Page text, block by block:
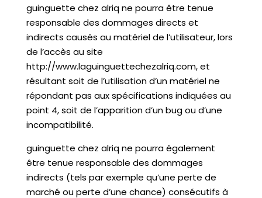
guinguette chez alriq ne pourra être tenue
responsable des dommages directs et
indirects causés au matériel de l’utilisateur, lors
de l’accès au site
http://www.laguinguettechezalriq.com, et
résultant soit de l’utilisation d’un matériel ne
répondant pas aux spécifications indiquées au
point 4, soit de l’apparition d’un bug ou d’une
incompatibilité.
guinguette chez alriq ne pourra également
être tenue responsable des dommages
indirects (tels par exemple qu’une perte de
marché ou perte d’une chance) consécutifs à